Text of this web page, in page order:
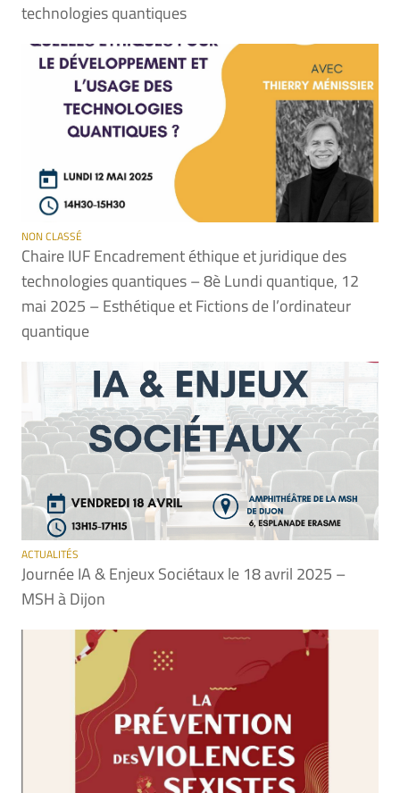
technologies quantiques
NON CLASSÉ
Chaire IUF Encadrement éthique et juridique des
technologies quantiques – 8è Lundi quantique, 12
mai 2025 – Esthétique et Fictions de l’ordinateur
quantique
ACTUALITÉS
Journée IA & Enjeux Sociétaux le 18 avril 2025 –
MSH à Dijon